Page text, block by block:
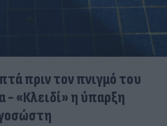
πριν τον πνιγμό του
- «Κλειδί» η ύπαρξη